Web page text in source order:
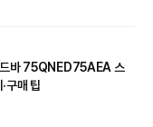
바 75QNED75AEA 스
구매 팁